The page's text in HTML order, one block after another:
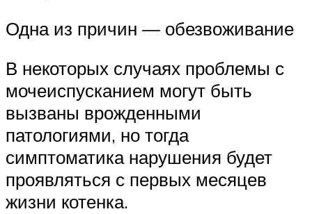
Одна из причин — обезвоживание
В некоторых случаях проблемы с
мочеиспусканием могут быть
вызваны врожденными
патологиями, но тогда
симптоматика нарушения будет
проявляться с первых месяцев
жизни котенка.